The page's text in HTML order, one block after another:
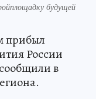
будущей
прибыл
России
в